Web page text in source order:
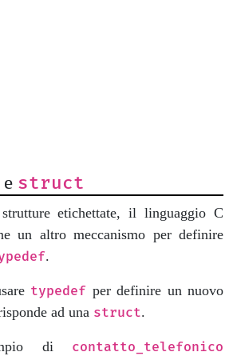
e struct
etichettate, il linguaggio C
un altro meccanismo per definire
.
typedef per definire un nuovo
ad una struct.
di contatto_telefonico